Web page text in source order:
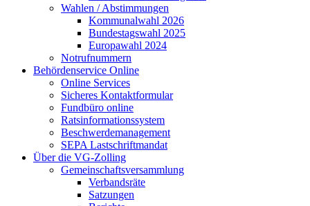
Wahlen / Abstimmungen
Kommunalwahl 2026
Bundestagswahl 2025
Europawahl 2024
Notrufnummern
Behördenservice Online
Online Services
Sicheres Kontaktformular
Fundbüro online
Ratsinformationssystem
Beschwerdemanagement
SEPA Lastschriftmandat
Über die VG-Zolling
Gemeinschaftsversammlung
Verbandsräte
Satzungen